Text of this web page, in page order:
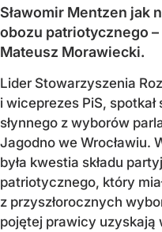
Sławomir Mentzen jak
obozu patriotycznego
Mateusz Morawiecki.
Lider Stowarzyszenia
i wiceprezes PiS,
słynnego z wyborów
Jagodno we Wrocławiu.
była kwestia składu
patriotycznego, który
z przyszłorocznych
pojętej prawicy uzyskają